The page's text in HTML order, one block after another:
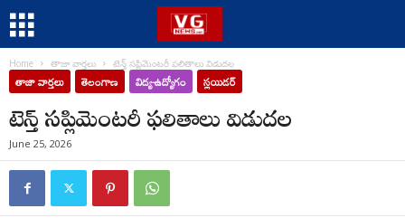
Home తాజా వార్తలు టెన్త్ సప్లిమెంటరీ ఫలితాలు విడుదల
తాజా వార్తలు తెలంగాణ విద్య-ఉద్యోగం స్లయిడర్
టెన్త్ సప్లిమెంటరీ ఫలితాలు విడుదల
June 25, 2026